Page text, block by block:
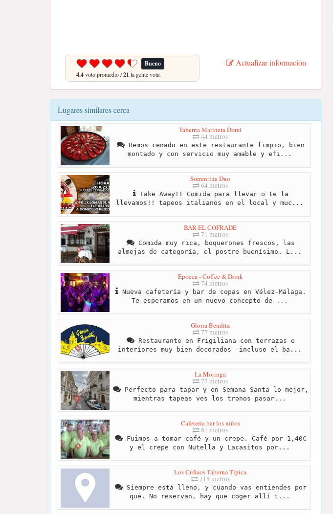
Bueno
4.4voto promedio /21 la gente vota.
Actualizar información
Lugares similares cerca
Taberna Marinera Domi
44 metros
Hemos cenado en este restaurante limpio, bien
montado y con servicio muy amable y efi...
Sorrentina Duo
64 metros
Take Away!! Comida para llevar o te la
llevamos!! tapeos italianos en el local y muc...
BAR EL COFRADE
71 metros
Comida muy rica, boquerones frescos, las
almejas de categoría, el postre buenísimo. L...
Epocca - Coffee & Drink
74 metros
Nueva cafetería y bar de copas en Vélez-Málaga.
Te esperamos en un nuevo concepto de ...
Gloria Bendita
77 metros
Restaurante en Frigiliana con terrazas e
interiores muy bien decorados -incluso el ba...
La Moringa
77 metros
Perfecto para tapar y en Semana Santa lo mejor,
mientras tapeas ves los tronos pasar...
Cafeteria bar los niños
81 metros
Fuimos a tomar café y un crepe. Café por 1,40€
y el crepe con Nutella y Lacasitos por...
Los Cuñaos Taberna Tipica
118 metros
Siempre está lleno, y cuando vas entiendes por
qué. No reservan, hay que coger allí t...